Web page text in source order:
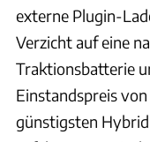
externe Plugin-
Verzicht auf eine
Traktionsbatterie
Einstandspreis
günstigsten